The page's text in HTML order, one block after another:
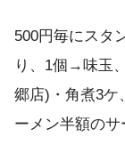
500円毎にスタ
り、1個→味玉
郷店)・角煮3
ーメン半額のサ